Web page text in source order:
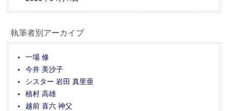
執筆者別アーカイブ
一場 修
今井 美沙子
シスター 岩田 真里亜
植村 高雄
越前 喜六 神父